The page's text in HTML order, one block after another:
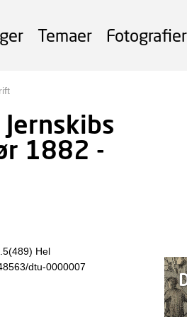
Temaer Fotografier
1882 -
Hel
dtu-0000007